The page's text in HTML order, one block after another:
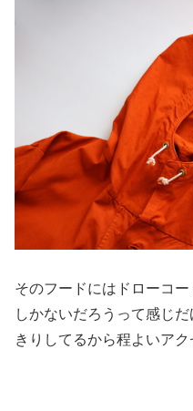
そのフードにはドローコ
しかないだろうって感じ
きりしてるから程よいアク